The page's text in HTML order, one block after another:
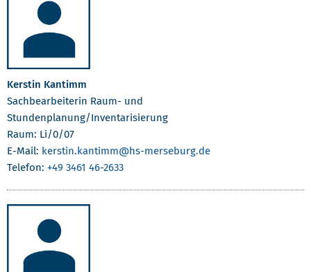
Kerstin Kantimm
Sachbearbeiterin Raum- und
Stundenplanung/Inventarisierung
Raum: Li/0/07
E-Mail: kerstin.kantimm@hs-merseburg.de
Telefon: +49 3461 46-2633